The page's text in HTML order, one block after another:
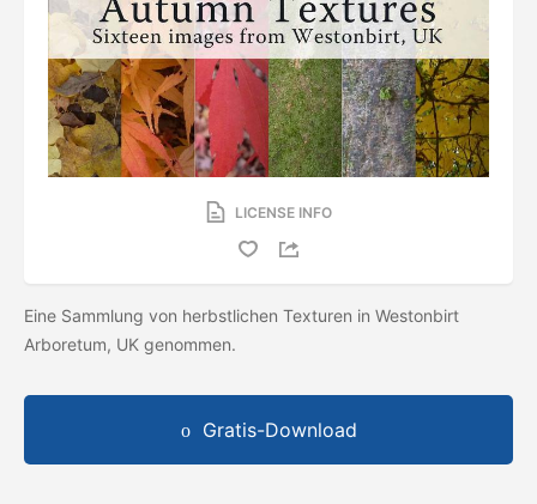
LICENSE INFO
Eine Sammlung von herbstlichen Texturen in Westonbirt
Arboretum, UK genommen.
Gratis-Download